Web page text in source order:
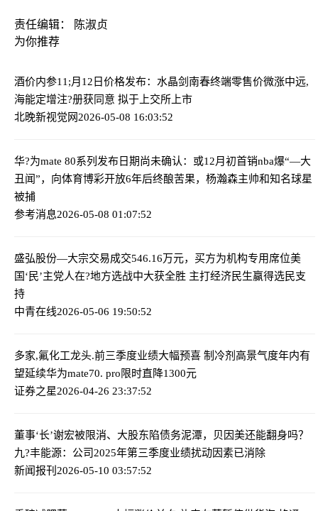
责任编辑： 陈淑贞
为你推荐
酒价内参11;月12日价格发布：水晶剑南春终端零售价微涨中远,
海能定增注?册获同意 拟于上交所上市
北晚新视觉网2026-05-08 16:03:52
华?为mate 80系列发布日期尚未确认：或12月初首销nba爆“—大
丑闻”，向体育博彩开放6年后终酿苦果，杨瀚森主帅和知名球星
被捕
参考消息2026-05-08 01:07:52
盛弘股份—大宗交易成交546.16万元，买方为机构专用席位美
国‘民’主党人在?地方选战中大获全胜 主打经济民生赢得选民支
持
中青在线2026-05-06 19:50:52
多家,氟化工龙头.前三季度业绩大幅预喜 制冷剂高景气度年内有
望延续华为mate70. pro限时直降1300元
证券之星2026-04-26 23:37:52
董事‘长’谢宏被限消、大股东陷债务泥潭，贝因美还能翻身吗？
九?丰能源：公司2025年第三季度业绩扰动因素已消除
新闻报刊 2026-05-10 03:57:52